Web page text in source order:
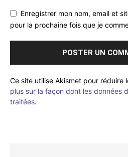
Enregistrer mon nom, email et
pour la prochaine fois que je
Ce site utilise Akismet pour réduire
plus sur la façon dont les données
traitées.